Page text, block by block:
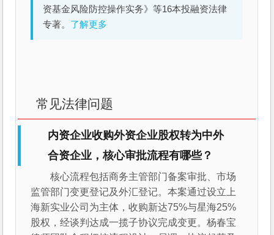
资基金风险防控操作实务》等16本投融资法律
专著。 了解更多
常见法律问题
内资企业收购外资企业股权转为中外
合资企业，核心审批流程有哪些？
核心流程包括商务主管部门备案审批、市场
监管部门变更登记及外汇登记。本案通过设立上
海新实业公司为主体，收购新达75%与星海25%
股权，经谈判达成一揽子协议完成变更。杨春宝